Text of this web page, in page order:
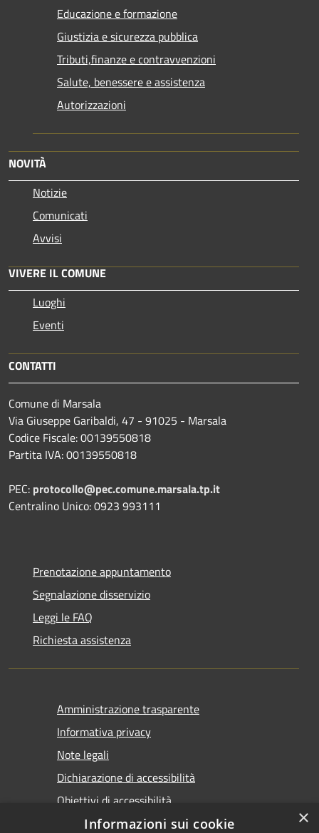
Educazione e formazione
Giustizia e sicurezza pubblica
Tributi,finanze e contravvenzioni
Salute, benessere e assistenza
Autorizzazioni
NOVITÀ
Notizie
Comunicati
Avvisi
VIVERE IL COMUNE
Luoghi
Eventi
CONTATTI
Comune di Marsala
Via Giuseppe Garibaldi, 47 - 91025 - Marsala
Codice Fiscale: 00139550818
Partita IVA: 00139550818
PEC: protocollo@pec.comune.marsala.tp.it
Centralino Unico: 0923 993111
Prenotazione appuntamento
Segnalazione disservizio
Leggi le FAQ
Richiesta assistenza
Amministrazione trasparente
Informativa privacy
Note legali
Dichiarazione di accessibilità
Obiettivi di accessibilità
×
Informazioni sui cookie